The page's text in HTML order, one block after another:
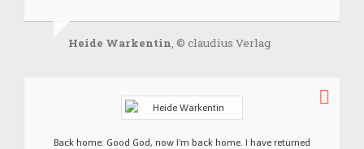
Heide Warkentin, © claudius Verlag
Back home: Good God, now I'm back home. I have returned